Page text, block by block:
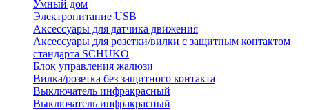
Умный дом
Электропитание USB
Аксессуары для датчика движения
Аксессуары для розетки/вилки с защитным контактом
стандарта SCHUKO
Блок управления жалюзи
Вилка/розетка без защитного контакта
Выключатель инфракрасный
Выключатель инфракрасный